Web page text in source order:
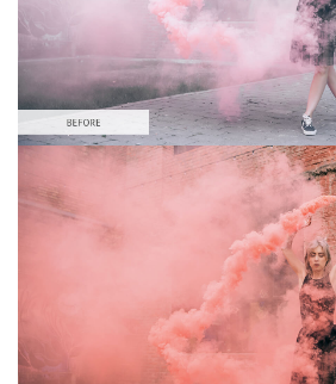
선택 해주세요
Best Free LUT #6
Premium Orange and Teal LUTs
Must-Have Collection (160 LUTs)
Entire Collection (260 LUTs)
무료 다운로드